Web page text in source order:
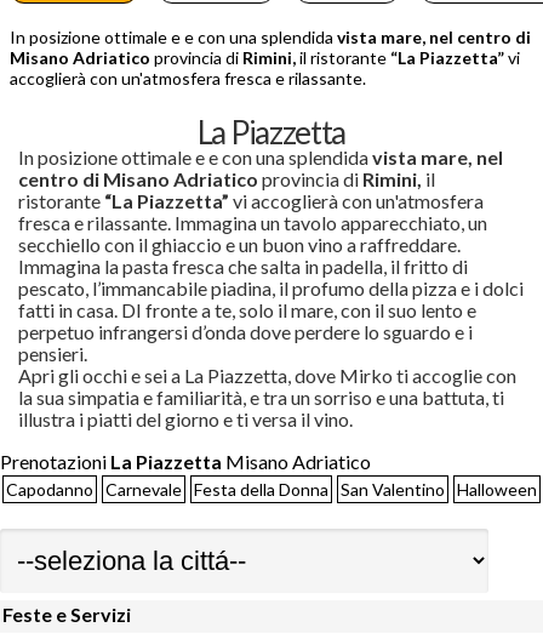
In posizione ottimale e e con una splendida vista mare, nel centro di
Misano Adriatico provincia di Rimini,il ristorante “La Piazzetta”vi
accoglierà con un'atmosfera fresca e rilassante.
La Piazzetta
In posizione ottimale e e con una splendidavista mare, nel
centro di Misano Adriatico provincia di Rimini, il
ristorante “La Piazzetta” vi accoglierà con un'atmosfera
fresca e rilassante. Immagina un tavolo apparecchiato, un
secchiello con il ghiaccio e un buon vino a raffreddare.
Immagina la pasta fresca che salta in padella, il fritto di
pescato, l’immancabile piadina, il profumo della pizza e i dolci
fatti in casa. DI fronte a te, solo il mare, con il suo lento e
perpetuo infrangersi d’onda dove perdere lo sguardo e i
pensieri.
Apri gli occhi e sei a La Piazzetta, dove Mirko ti accoglie con
la sua simpatia e familiarità, e tra un sorriso e una battuta, ti
illustra i piatti del giorno e ti versa il vino.
Prenotazioni La Piazzetta Misano Adriatico
Capodanno Carnevale Festa della Donna San Valentino Halloween
Feste e Servizi